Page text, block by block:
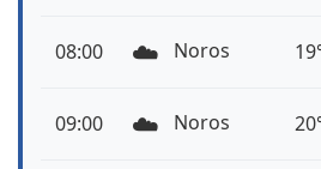
08:00 ☁️ Noros
09:00 ☁️ Noros